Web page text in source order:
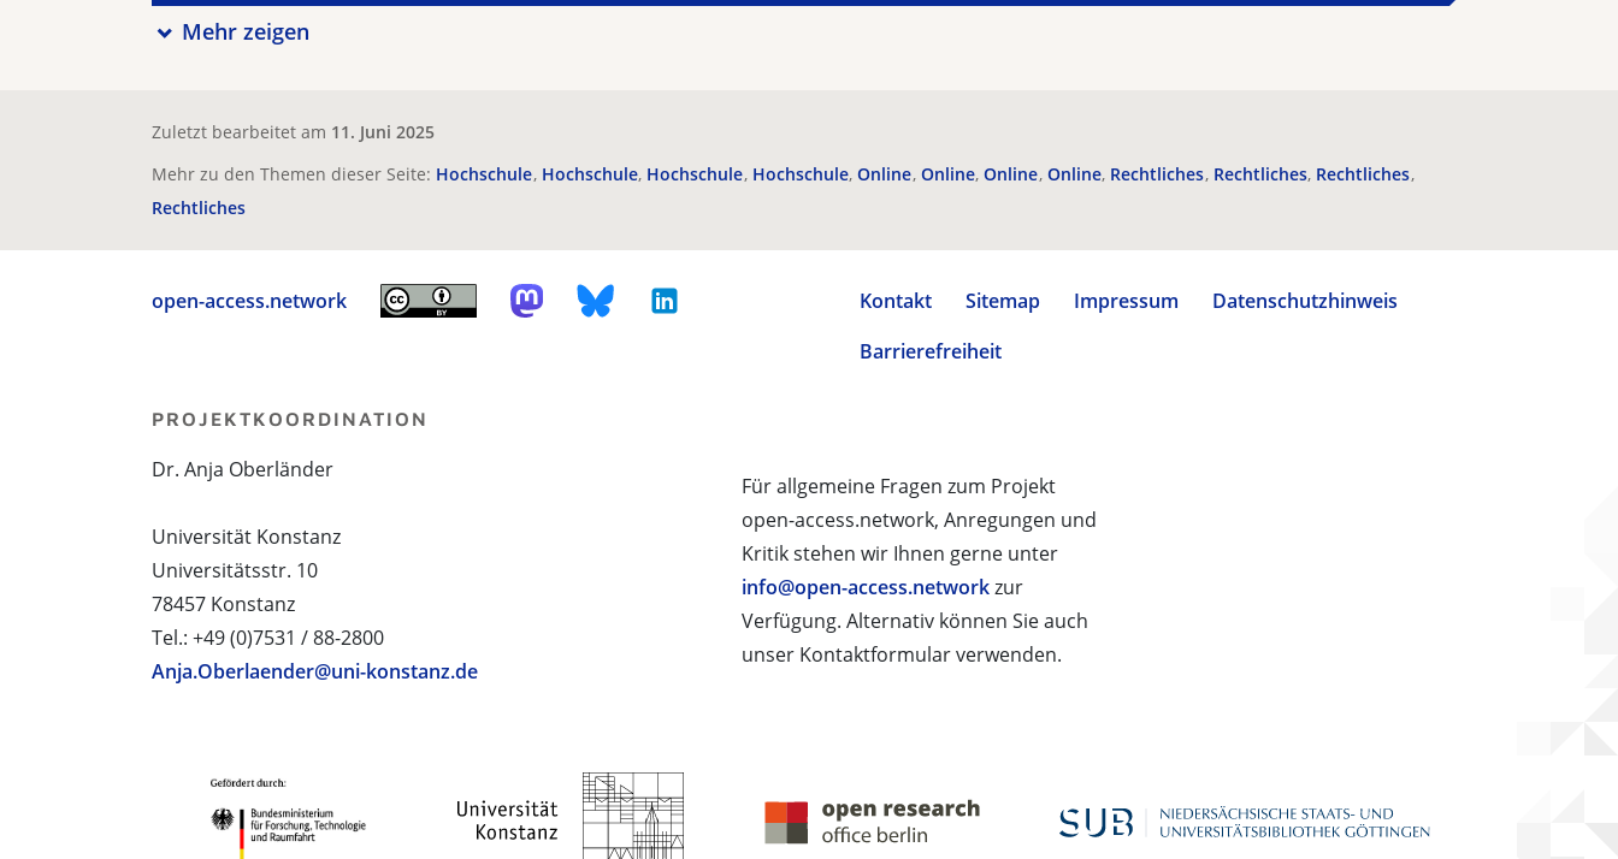
Mehr zeigen
Zuletzt bearbeitet am 11. Juni 2025
Mehr zu den Themen dieser Seite: Hochschule Hochschule Hochschule Hochschule Online Online Online Online Rechtliches Rechtliches Rechtliches
Rechtliches
open-access.network Kontakt Sitemap Impressum
Datenschutzhinweis
Barrierefreiheit
Für allgemeine Fragen zum Projekt
open-access.network, Anregungen und
Kritik stehen wir Ihnen gerne unter
info@open-access.networkzur
Verfügung. Alternativ können Sie auch
unser Kontaktformular verwenden.
PROJEKTKOORDINATION
Dr. Anja Oberländer
Universität Konstanz
Universitätsstr. 10
78457 Konstanz
Tel.: +49 (0)7531 / 88-2800
Anja.Oberlaender@uni-konstanz.de